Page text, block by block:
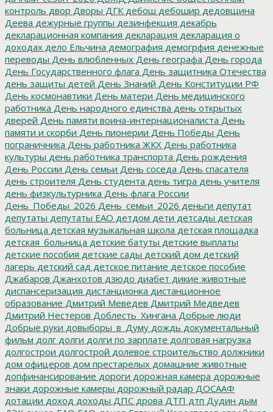
контроль двор Дворы ДГК дебош дебошир дедовщина
Деева дежурные группы дезинфекция декабрь
декларационная компания декларация декларация о
доходах дело Ельчина демография демогрфия денежные
переводы День влюбленных День географа День города
День Государственного флага День защитника Отечества
день защиты детей День Знаний День Конституции РФ
День космонавтики День матери День медицинского
работника День народного единства день открытых
дверей День памяти воина-интернационалиста День
памяти и скорби День пионерии День Победы День
пограничника День работника ЖКХ День работника
культуры день работника транспорта День рождения
День России День семьи День соседа День спасателя
день строителя День студента день тигра день учителя
день физкультурника День флага России
День_Победы_2026 День_семьи_2026 деньги депутат
депутаты депутаты ЕАО детдом дети детсады детская
больница детская музыкальная школа детская площадка
детская_больница детские батуты детские выплаты
детские пособия детские сады детский дом детский
лагерь детский сад детское питание детское пособие
Джабаров Джанхотов дзюдо диабет дикие животные
диспансеризация дистанционка дистанционное
образование Дмитрий Меведев Дмитрий Медведев
Дмитрий Нестеров Доблесть_Хингана Добрые люди
Добрые руки довыборы_в_Думу дождь документальный
фильм долг долги долги по зарплате долговая нагрузка
долгострои долгострой долевое строительство должники
дом офицеров дом престарелых домашние животные
допфинансирование дороги дорожная камера дорожные
знаки дорожные камеры дорожный радар ДОСААФ
дотации доход доходы ДПС дрова ДТП дтп Дудин дым